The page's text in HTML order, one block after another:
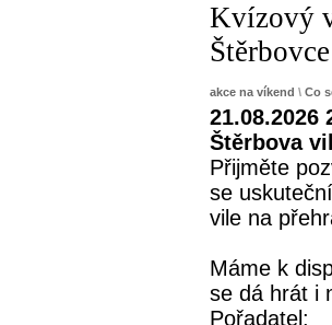
Kvízový
Štěrbovce
akce na víkend \ Co
21.08.2026
Štěrbova
Přijměte
se
vile na
Máme k
se dá hrát i
Pořadatel: